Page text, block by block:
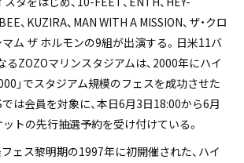
、KUZIRA、MAN WITH A MISSION、ザ・クロ
マム ザ ホルモンの9組が出演する。日米11バ
るZOZOマリンスタジアムは、2000年にハイ
」でスタジアム規模のフェスを成功させた
は会員を対象に、本日6月3日18:00から6月
トの先行抽選予約を受け付けている。
フェス黎明期の1997年に初開催された、ハイ